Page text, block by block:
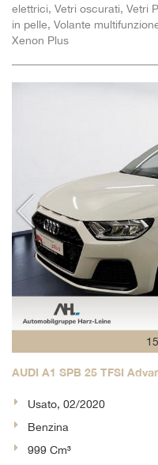
elettrici, Vetri oscurati, Vetri
in pelle, Volante
Xenon Plus
AUDI A1 SPB 25 TFSI
Usato, 02/2020
Benzina
999 Cm³